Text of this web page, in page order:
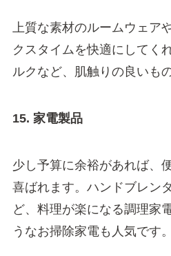
上質な素材のルームウェア
クスタイムを快適にしてく
ルクなど、肌触りの良いも
15. 家電製品
少し予算に余裕があれば、
喜ばれます。ハンドブレン
ど、料理が楽になる調理家
うなお掃除家電も人気です。